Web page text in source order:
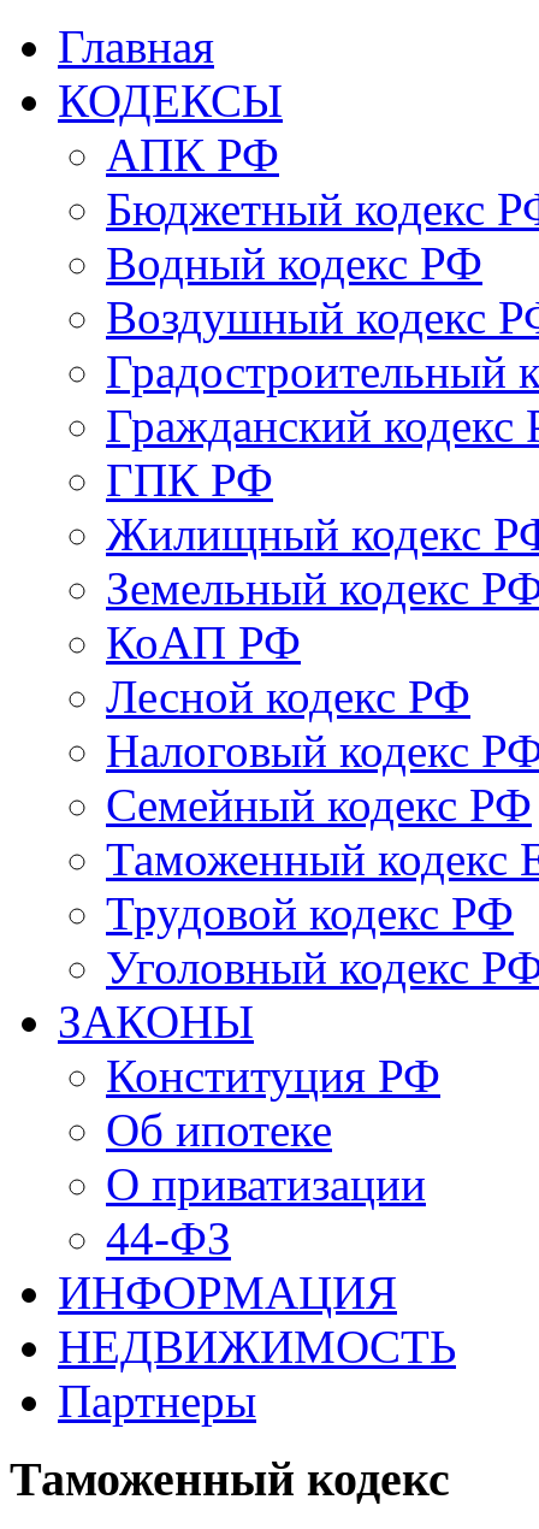
Главная
КОДЕКСЫ
АПК РФ
Бюджетный кодекс
Водный кодекс РФ
Воздушный кодекс
Градостроительный
Гражданский кодекс
ГПК РФ
Жилищный кодекс
Земельный кодекс
КоАП РФ
Лесной кодекс РФ
Налоговый кодекс
Семейный кодекс РФ
Таможенный
Трудовой кодекс РФ
Уголовный кодекс
ЗАКОНЫ
Конституция РФ
Об ипотеке
О приватизации
44-ФЗ
ИНФОРМАЦИЯ
НЕДВИЖИМОСТЬ
Партнеры
Таможенный кодекс